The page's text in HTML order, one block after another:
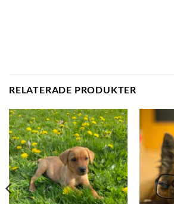
RELATERADE PRODUKTER